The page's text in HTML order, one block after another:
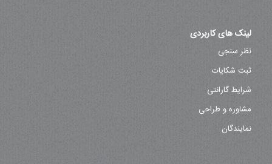
لینک های کاربردی
نظر سنجی
ثبت شکایات
شرایط گارانتی
مشاوره و طراحی
نمایندگان